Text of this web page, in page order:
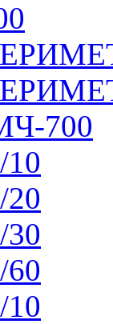
700